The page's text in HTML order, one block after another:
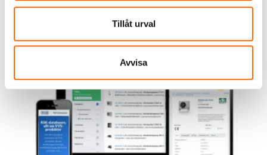
Tillåt urval
Avvisa
Viktiga länkar